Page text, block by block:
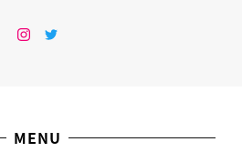
Instagram
Twitter
MENU